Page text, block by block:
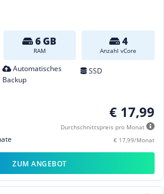
6 GB
RAM
4
Anzahl vCore
Automatisches
Backup
SSD
€ 17,99
Durchschnittspreis pro Monat
€ 17,99/Monat
ZUM ANGEBOT